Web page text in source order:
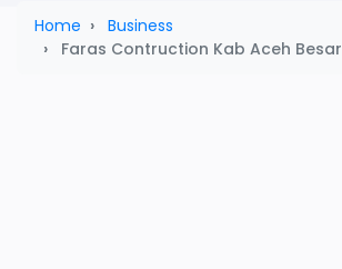
Home
Business
Faras Contruction Kab Aceh Besar